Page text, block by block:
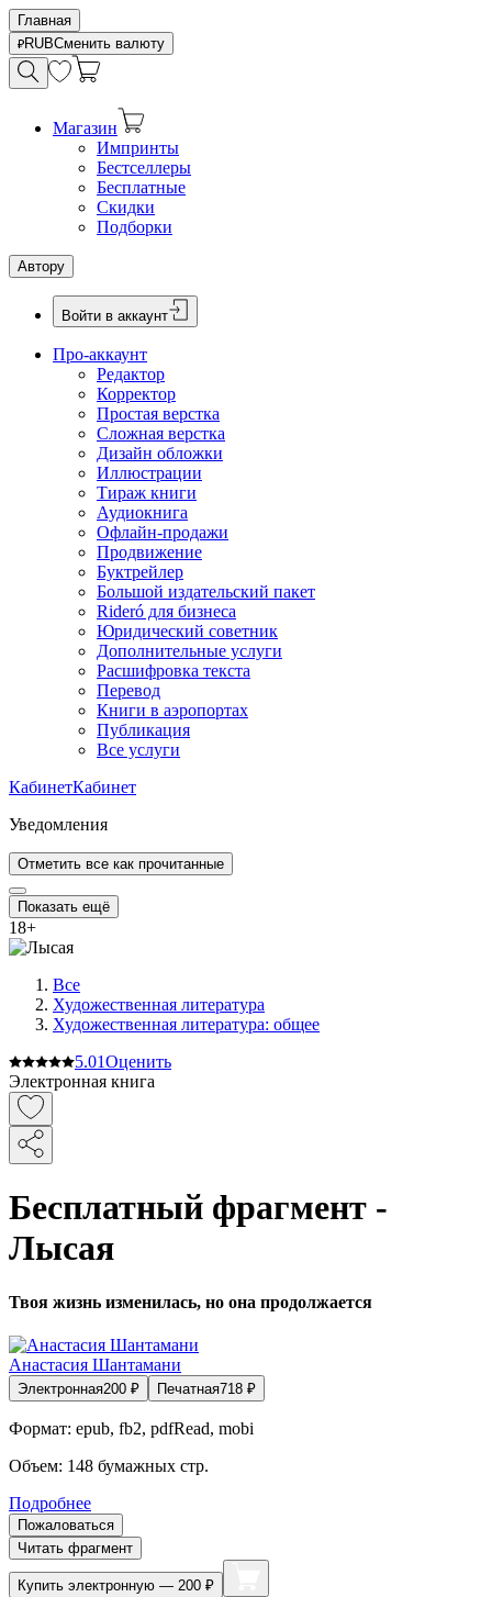
Главная
RUBСменить валюту
Магазин
Импринты
Бестселлеры
Бесплатные
Скидки
Подборки
Автору
Войти в аккаунт
Про-аккаунт
Редактор
Корректор
Простая верстка
Сложная верстка
Дизайн обложки
Иллюстрации
Тираж книги
Аудиокнига
Офлайн-продажи
Продвижение
Буктрейлер
Большой издательский пакет
Rideró для бизнеса
Юридический советник
Дополнительные услуги
Расшифровка текста
Перевод
Книги в аэропортах
Публикация
Все услуги
КабинетКабинет
Уведомления
Отметить все как прочитанные
Показать ещё
18+
Все
Художественная литература
Художественная литература: общее
5.01Оценить
Электронная книга
Бесплатный фрагмент -
Лысая
Твоя жизнь изменилась, но она продолжается
Анастасия Шантамани
Электронная200 ₽ Печатная718 ₽
Формат: epub, fb2, pdfRead, mobi
Объем: 148 бумажных стр.
Подробнее
Пожаловаться
Читать фрагмент
Купить электронную — 200 ₽